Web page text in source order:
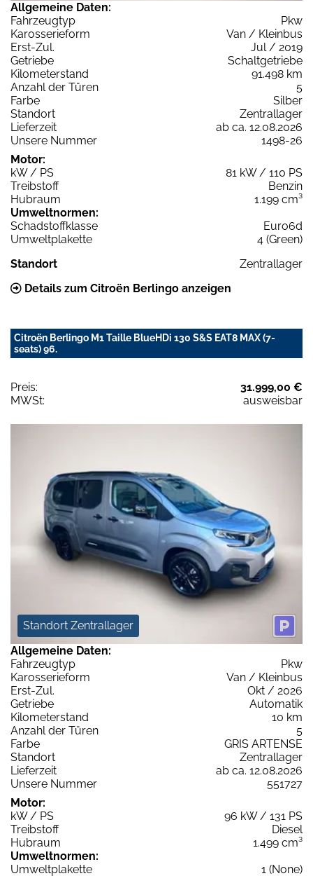
Allgemeine Daten:
Fahrzeugtyp
Pkw
Karosserieform
Van / Kleinbus
Erst-Zul.
Jul / 2019
Getriebe
Schaltgetriebe
Kilometerstand
91.498 km
Anzahl der Türen
5
Farbe
Silber
Standort
Zentrallager
Lieferzeit
ab ca. 12.08.2026
Unsere Nummer
1498-26
Motor:
kW / PS
81 kW / 110 PS
Treibstoff
Benzin
Hubraum
1.199 cm³
Umweltnormen:
Schadstoffklasse
Euro6d
Umweltplakette
4 (Green)
Standort
Zentrallager
Details zum Citroën Berlingo anzeigen
Citroën Berlingo M1 Taille BlueHDi 130 S&S EAT8 MAX (7-
seats) 96.
Preis:
31.999,00 €
MWSt:
ausweisbar
Standort Zentrallager
Allgemeine Daten:
Fahrzeugtyp
Pkw
Karosserieform
Van / Kleinbus
Erst-Zul.
Okt / 2026
Getriebe
Automatik
Kilometerstand
10 km
Anzahl der Türen
5
Farbe
GRIS ARTENSE
Standort
Zentrallager
Lieferzeit
ab ca. 12.08.2026
Unsere Nummer
551727
Motor:
kW / PS
96 kW / 131 PS
Treibstoff
Diesel
Hubraum
1.499 cm³
Umweltnormen:
Umweltplakette
1 (None)